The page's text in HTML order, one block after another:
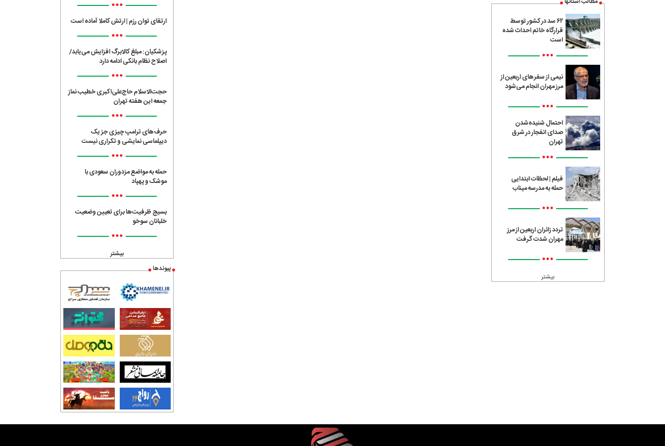
۶۲ سد در کشور توسط
قرارگاه خاتم احداث شده
است
•••
نیمی از سفرهای اربعین از
مرز مهران انجام می‌شود
•••
احتمال شنیده‌شدن
صدای انفجار در شرق
تهران
•••
فیلم | لحظات ابتدایی
حمله به مدرسه میناب
•••
تردد زائران اربعین از مرز
مهران شدت گرفت
•••
بیشتر
•••
ارتقای توان رزم | ارتش کاملا آماده است
•••
پزشکیان: مبلغ کالابرگ افزایش می‌یابد/
اصلاح نظام بانکی ادامه دارد
•••
حجت‌الاسلام حاج‌علی‌اکبری خطیب نماز
جمعه این هفته تهران
•••
حرف‌های ترامپ چیزی جز یک
دیپلماسی نمایشی و تکراری نیست
•••
حمله به مواضع مزدوران سعودی با
موشک و پهپاد
•••
بسیج ظرفیت‌ها برای تعیین وضعیت
خلبانان سوخو
•••
بیشتر
پیوندها